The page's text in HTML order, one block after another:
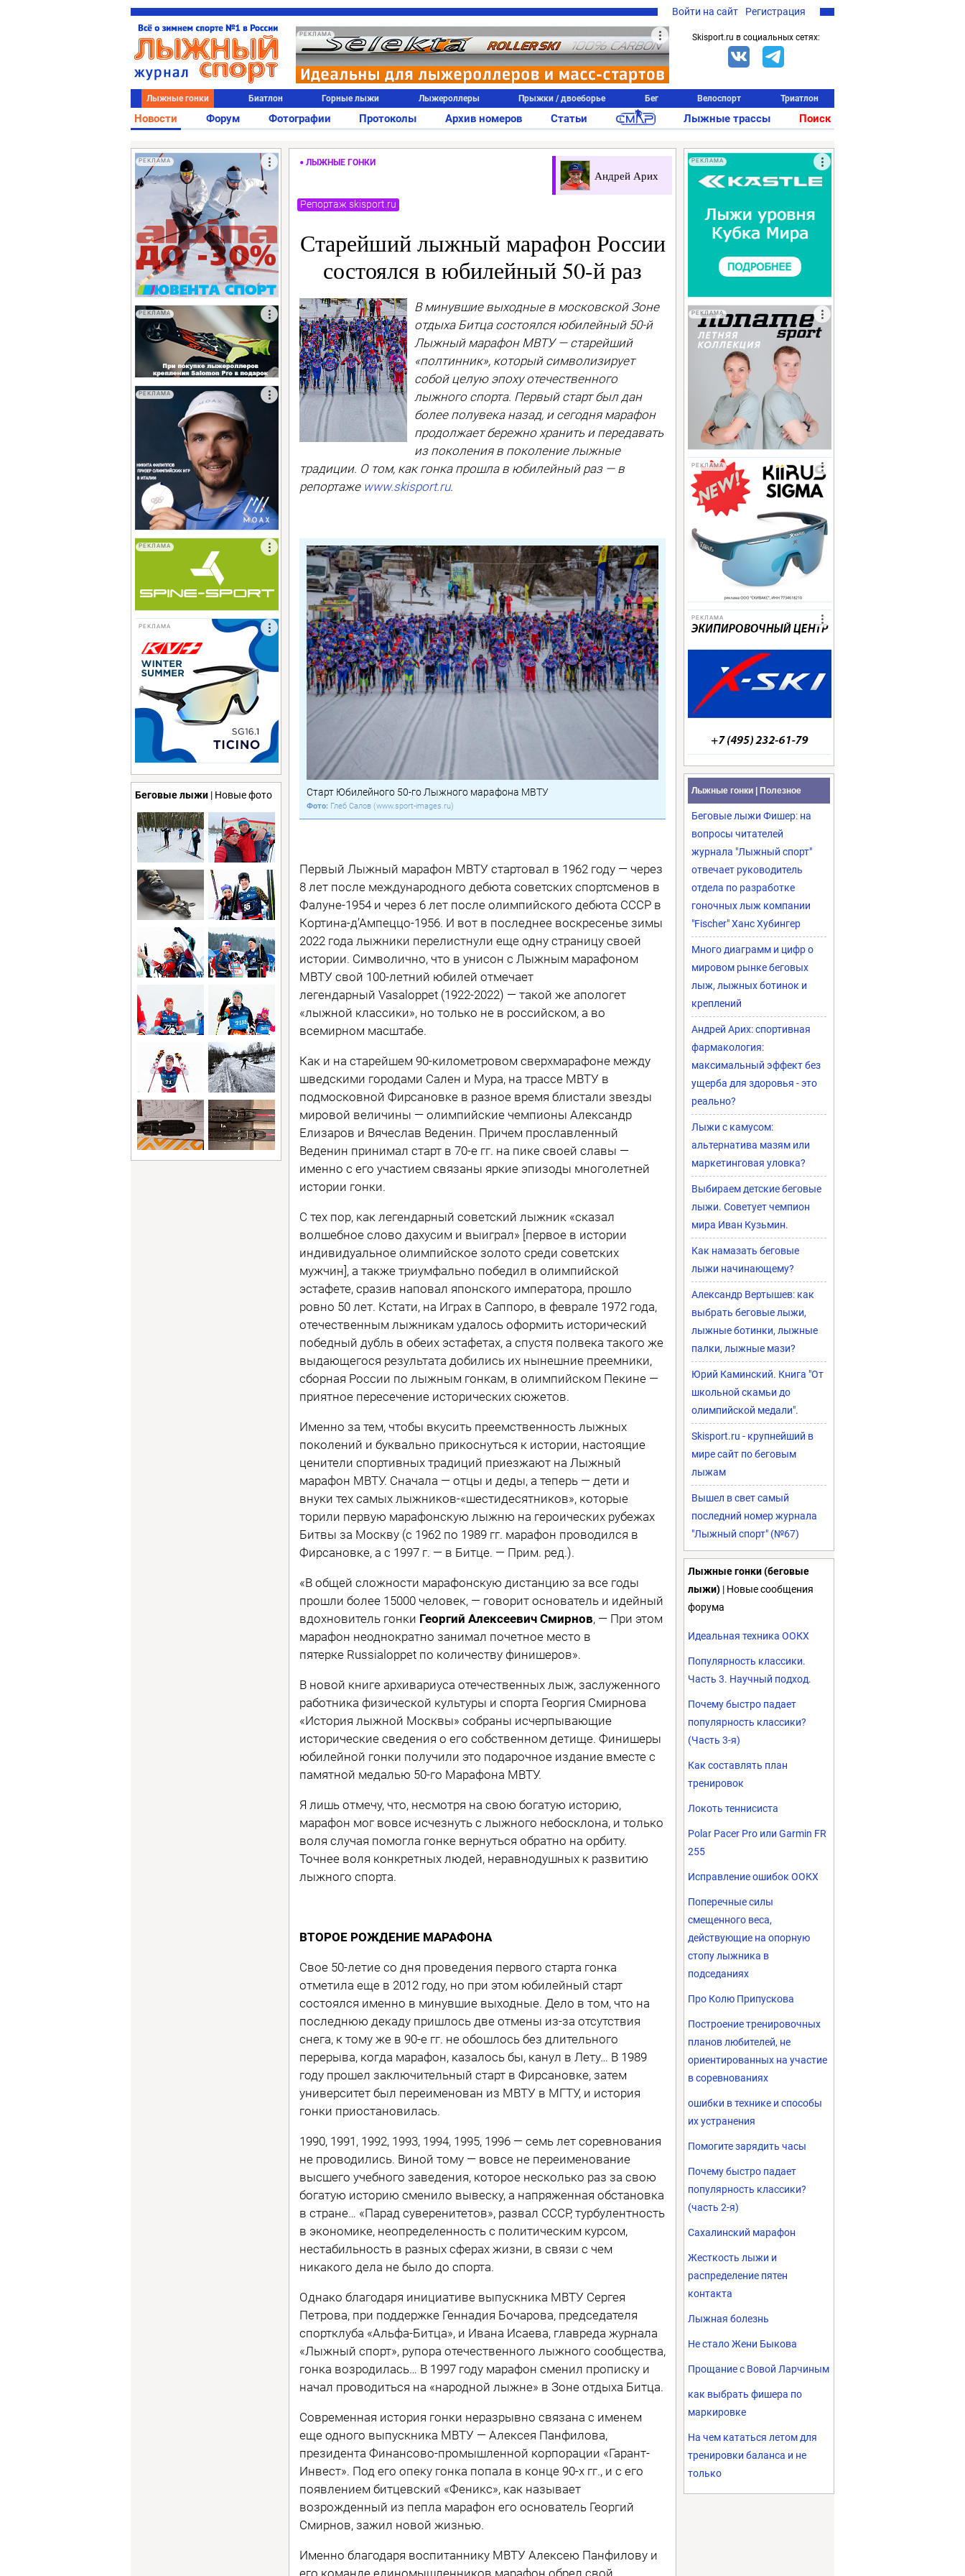
Войти на сайт Регистрация
РЕКЛАМА Skisport.ru в социальных сетях:
Лыжные гонки Биатлон Горные лыжи Лыжероллеры Прыжки / двоеборье Бег Велоспорт Триатлон
Новости Форум Фотографии Протоколы Архив номеров Статьи Лыжные трассы Поиск
РЕКЛАМА
РЕКЛАМА
РЕКЛАМА
РЕКЛАМА
РЕКЛАМА
Беговые лыжи | Новые фото
ЛЫЖНЫЕ ГОНКИ
Андрей Арих
Репортаж skisport.ru
Старейший лыжный марафон России
состоялся в юбилейный 50-й раз
В минувшие выходные в московской Зоне
отдыха Битца состоялся юбилейный 50-й
Лыжный марафон МВТУ — старейший
«полтинник», который символизирует
собой целую эпоху отечественного
лыжного спорта. Первый старт был дан
более полувека назад, и сегодня марафон
продолжает бережно хранить и передавать
из поколения в поколение лыжные
традиции. О том, как гонка прошла в юбилейный раз — в
репортаже www.skisport.ru.
Старт Юбилейного 50-го Лыжного марафона МВТУ
Глеб Салов (www.sport-images.ru)
Первый Лыжный марафон МВТУ стартовал в 1962 году — через
8 лет после международного дебюта советских спортсменов в
Фалуне-1954 и через 6 лет после олимпийского дебюта СССР в
Кортина-д’Ампеццо-1956. И вот в последнее воскресенье зимы
2022 года лыжники перелистнули еще одну страницу своей
истории. Символично, что в унисон с Лыжным марафоном
МВТУ свой 100-летний юбилей отмечает
легендарный Vasaloppet (1922-2022) — такой же апологет
«лыжной классики», но только не в российском, а во
всемирном масштабе.
Как и на старейшем 90-километровом сверхмарафоне между
шведскими городами Сален и Мура, на трассе МВТУ в
подмосковной Фирсановке в разное время блистали звезды
мировой величины — олимпийские чемпионы Александр
Елизаров и Вячеслав Веденин. Причем прославленный
Веденин принимал старт в 70-е гг. на пике своей славы —
именно с его участием связаны яркие эпизоды многолетней
истории гонки.
С тех пор, как легендарный советский лыжник «сказал
волшебное слово дахусим и выиграл» [первое в истории
индивидуальное олимпийское золото среди советских
мужчин], а также триумфально победил в олимпийской
эстафете, сразив наповал японского императора, прошло
ровно 50 лет. Кстати, на Играх в Саппоро, в феврале 1972 года,
отечественным лыжникам удалось оформить исторический
победный дубль в обеих эстафетах, а спустя полвека такого же
выдающегося результата добились их нынешние преемники,
сборная России по лыжным гонкам, в олимпийском Пекине —
приятное пересечение исторических сюжетов.
Именно за тем, чтобы вкусить преемственность лыжных
поколений и буквально прикоснуться к истории, настоящие
ценители спортивных традиций приезжают на Лыжный
марафон МВТУ. Сначала — отцы и деды, а теперь — дети и
внуки тех самых лыжников-«шестидесятников», которые
торили первую марафонскую лыжню на героических рубежах
Битвы за Москву (с 1962 по 1989 гг. марафон проводился в
Фирсановке, а с 1997 г. — в Битце. — Прим. ред.).
«В общей сложности марафонскую дистанцию за все годы
прошли более 15000 человек, — говорит основатель и идейный
вдохновитель гонки Георгий Алексеевич Смирнов, — При этом
марафон неоднократно занимал почетное место в
пятерке Russialoppet по количеству финишеров».
В новой книге архивариуса отечественных лыж, заслуженного
работника физической культуры и спорта Георгия Смирнова
«История лыжной Москвы» собраны исчерпывающие
исторические сведения о его собственном детище. Финишеры
юбилейной гонки получили это подарочное издание вместе с
памятной медалью 50-го Марафона МВТУ.
Я лишь отмечу, что, несмотря на свою богатую историю,
марафон мог вовсе исчезнуть с лыжного небосклона, и только
воля случая помогла гонке вернуться обратно на орбиту.
Точнее воля конкретных людей, неравнодушных к развитию
лыжного спорта.
ВТОРОЕ РОЖДЕНИЕ МАРАФОНА
Свое 50-летие со дня проведения первого старта гонка
отметила еще в 2012 году, но при этом юбилейный старт
состоялся именно в минувшие выходные. Дело в том, что на
последнюю декаду пришлось две отмены из-за отсутствия
снега, к тому же в 90-е гг. не обошлось без длительного
перерыва, когда марафон, казалось бы, канул в Лету… В 1989
году прошел заключительный старт в Фирсановке, затем
университет был переименован из МВТУ в МГТУ, и история
гонки приостановилась.
1990, 1991, 1992, 1993, 1994, 1995, 1996 — семь лет соревнования
не проводились. Виной тому — вовсе не переименование
высшего учебного заведения, которое несколько раз за свою
богатую историю сменило вывеску, а напряженная обстановка
в стране… «Парад суверенитетов», развал СССР, турбулентность
в экономике, неопределенность с политическим курсом,
нестабильность в разных сферах жизни, в связи с чем
никакого дела не было до спорта.
Однако благодаря инициативе выпускника МВТУ Сергея
Петрова, при поддержке Геннадия Бочарова, председателя
спортклуба «Альфа-Битца», и Ивана Исаева, главреда журнала
«Лыжный спорт», рупора отечественного лыжного сообщества,
гонка возродилась… В 1997 году марафон сменил прописку и
начал проводиться на «народной лыжне» в Зоне отдыха Битца.
Современная история гонки неразрывно связана с именем
еще одного выпускника МВТУ — Алексея Панфилова,
президента Финансово-промышленной корпорации «Гарант-
Инвест». Под его опеку гонка попала в конце 90-х гг., и с его
появлением битцевский «Феникс», как называет
возрожденный из пепла марафон его основатель Георгий
Смирнов, зажил новой жизнью.
Именно благодаря воспитаннику МВТУ Алексею Панфилову и
РЕКЛАМА
РЕКЛАМА
РЕКЛАМА
РЕКЛАМА
Лыжные гонки | Полезное
Беговые лыжи Фишер: на
вопросы читателей
журнала "Лыжный спорт"
отвечает руководитель
отдела по разработке
гоночных лыж компании
"Fischer" Ханс Хубингер
Много диаграмм и цифр о
мировом рынке беговых
лыж, лыжных ботинок и
креплений
Андрей Арих: спортивная
фармакология:
максимальный эффект без
ущерба для здоровья - это
реально?
Лыжи с камусом:
альтернатива мазям или
маркетинговая уловка?
Выбираем детские беговые
лыжи. Советует чемпион
мира Иван Кузьмин.
Как намазать беговые
лыжи начинающему?
Александр Вертышев: как
выбрать беговые лыжи,
лыжные ботинки, лыжные
палки, лыжные мази?
Юрий Каминский. Книга "От
школьной скамьи до
олимпийской медали".
Skisport.ru - крупнейший в
мире сайт по беговым
лыжам
Вышел в свет самый
последний номер журнала
"Лыжный спорт" (№67)
Лыжные гонки (беговые
лыжи) | Новые сообщения
форума
Идеальная техника ООКХ
Популярность классики.
Часть 3. Научный подход.
Почему быстро падает
популярность классики?
(Часть 3-я)
Как составлять план
тренировок
Локоть теннисиста
Polar Pacer Pro или Garmin FR
255
Исправление ошибок ООКХ
Поперечные силы
смещенного веса,
действующие на опорную
стопу лыжника в
подседаниях
Про Колю Припускова
Построение тренировочных
планов любителей, не
ориентированных на участие
в соревнованиях
ошибки в технике и способы
их устранения
Помогите зарядить часы
Почему быстро падает
популярность классики?
(часть 2-я)
Сахалинский марафон
Жесткость лыжи и
распределение пятен
контакта
Лыжная болезнь
Не стало Жени Быкова
Прощание с Вовой Ларчиным
как выбрать фишера по
маркировке
На чем кататься летом для
тренировки баланса и не
только